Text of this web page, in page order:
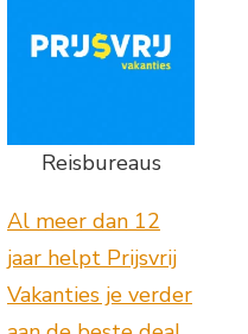
Reisbureaus
Al meer dan 12
jaar helpt Prijsvrij
Vakanties je verder